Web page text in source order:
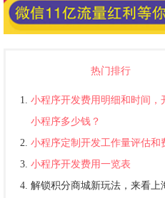
热门排行
小程序开发费用明细和时间，
小程序多少钱？
小程序定制开发工作量评估和
小程序开发费用一览表
解锁积分商城新玩法，来看上